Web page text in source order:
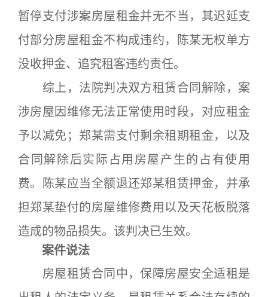
暂停支付涉案房屋租金并无不当，其迟延支
付部分房屋租金不构成违约，陈某无权单方
没收押金、追究租客违约责任。
综上，法院判决双方租赁合同解除，案
涉房屋因维修无法正常使用时段，对应租金
予以减免；郑某需支付剩余租期租金，以及
合同解除后实际占用房屋产生的占有使用
费。陈某应当全额退还郑某租赁押金，并承
担郑某垫付的房屋维修费用以及天花板脱落
造成的物品损失。该判决已生效。
案件说法
房屋租赁合同中，保障房屋安全适租是